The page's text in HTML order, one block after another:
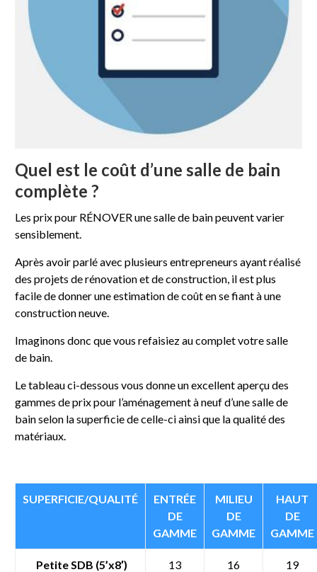
Quel est le coût d’une salle de bain
complète ?
Les prix pour RÉNOVER une salle de bain peuvent varier
sensiblement.
Après avoir parlé avec plusieurs entrepreneurs ayant réalisé
des projets de rénovation et de construction, il est plus
facile de donner une estimation de coût en se fiant à une
construction neuve.
Imaginons donc que vous refaisiez au complet votre salle
de bain.
Le tableau ci-dessous vous donne un excellent aperçu des
gammes de prix pour l’aménagement à neuf d’une salle de
bain selon la superficie de celle-ci ainsi que la qualité des
matériaux.
SUPERFICIE/QUALITÉ
ENTRÉE
DE
GAMME
MILIEU
DE
GAMME
HAUT
DE
GAMME
Petite SDB (5’x8′)
13
16
19